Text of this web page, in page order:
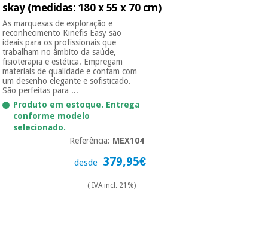
Fisaude
Aluguer
Aerobic,
fitness
e
pilates
Desportos
e jogos
Vestuário
Fisaude
Tech
Academy
Fisaude
Aluguer
terapêuticos
Material de
proteção
essencial
para
coronavirus
Aerobic,
skay (medidas: 180 x 55 x 70 cm)
As marquesas de exploração e
reconhecimento Kinefis Easy são
ideais para os profissionais que
trabalham no âmbito da saúde,
fisioterapia e estética. Empregam
materiais de qualidade e contam com
um desenho elegante e sofisticado.
São perfeitas para ...
Produto em estoque. Entrega
conforme modelo
selecionado.
Referência: MEX104
desde 379,95€
( IVA incl. 21%)